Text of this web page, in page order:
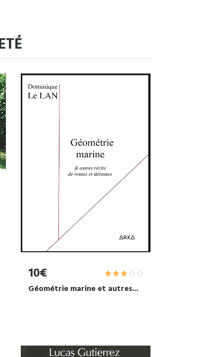
10€
Géométrie marine et autres...